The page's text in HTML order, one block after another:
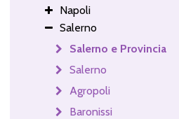
Napoli
Salerno
Salerno e Provincia
Salerno
Agropoli
Baronissi